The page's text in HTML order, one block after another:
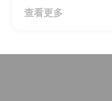
查看更多